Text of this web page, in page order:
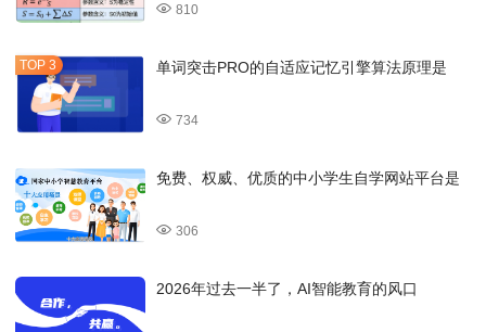
810
单词突击PRO的自适应记忆引擎算法原理是
734
免费、权威、优质的中小学生自学网站平台是
306
2026年过去一半了，AI智能教育的风口